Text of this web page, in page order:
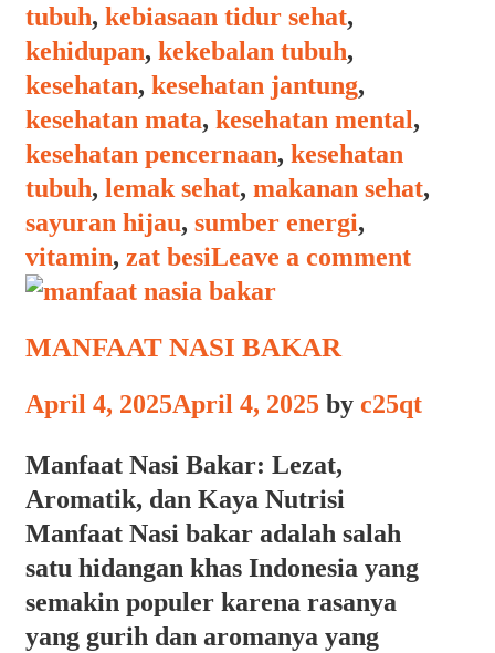
tubuh, kebiasaan tidur sehat,
kehidupan, kekebalan tubuh,
kesehatan, kesehatan jantung,
kesehatan mata, kesehatan mental,
kesehatan pencernaan, kesehatan
tubuh, lemak sehat, makanan sehat,
sayuran hijau, sumber energi,
vitamin, zat besiLeave a comment
MANFAAT NASI BAKAR
April 4, 2025April 4, 2025 by c25qt
Manfaat Nasi Bakar: Lezat,
Aromatik, dan Kaya Nutrisi
Manfaat Nasi bakar adalah salah
satu hidangan khas Indonesia yang
semakin populer karena rasanya
yang gurih dan aromanya yang